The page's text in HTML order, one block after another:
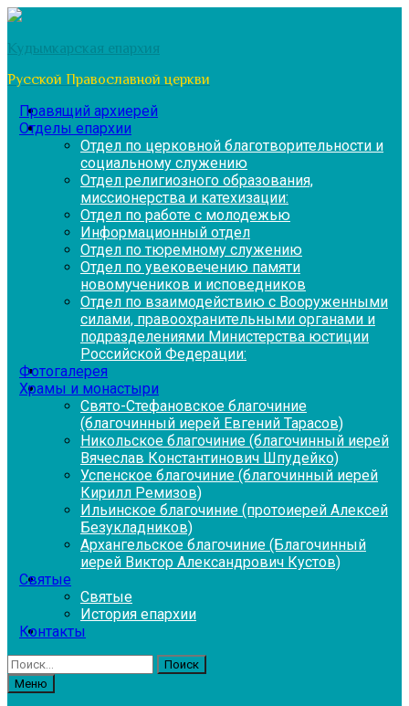
Перейти
содержимому
Кудымкарская епархия
Русской Православной церкви
Правящий архиерей
Отделы епархии
Отдел по церковной благотворительности и
социальному служению
Отдел религиозного образования,
миссионерства и катехизации:
Отдел по работе с молодежью
Информационный отдел
Отдел по тюремному служению
Отдел по увековечению памяти
новомучеников и исповедников
Отдел по взаимодействию с Вооруженными
силами, правоохранительными органами и
подразделениями Министерства юстиции
Российской Федерации:
Фотогалерея
Храмы и монастыри
Свято-Стефановское благочиние
(благочинный иерей Евгений Тарасов)
Никольское благочиние (благочинный иерей
Вячеслав Константинович Шпудейко)
Успенское благочиние (благочинный иерей
Кирилл Ремизов)
Ильинское благочиние (протоиерей Алексей
Безукладников)
Архангельское благочиние (Благочинный
иерей Виктор Александрович Кустов)
Святые
Святые
История епархии
Контакты
Найти:
Меню